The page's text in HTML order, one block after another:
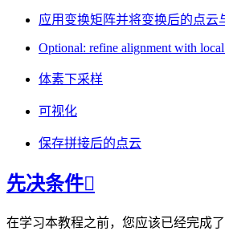
应用变换矩阵并将变换后的点云
Optional: refine alignment with
体素下采样
可视化
保存拼接后的点云
先决条件
在学习本教程之前，您应该已经完成了